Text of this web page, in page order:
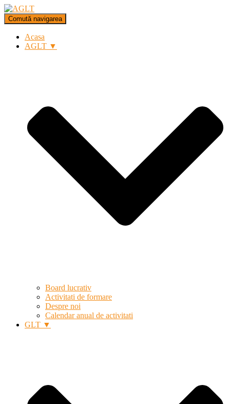
Comută navigarea
Acasa
AGLT ▼
Board lucrativ
Activitati de formare
Despre noi
Calendar anual de activitati
GLT ▼